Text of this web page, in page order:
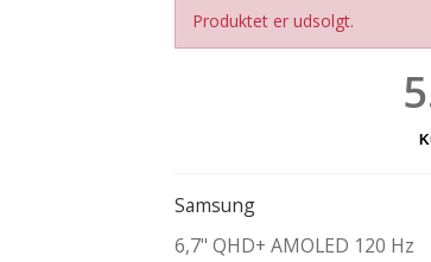
Produktet er udsolgt.
Samsung
6,7" QHD+ AMOLED 120 Hz